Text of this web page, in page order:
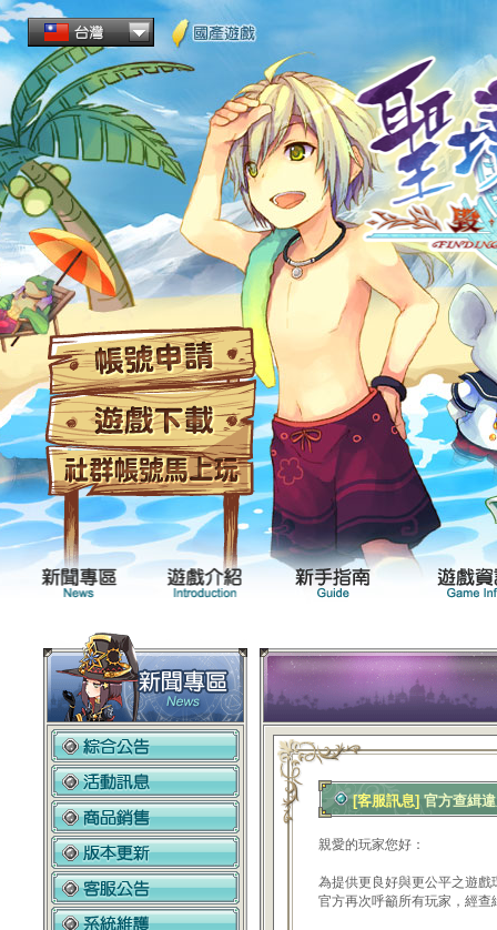
新聞專區 遊戲介紹
帳
遊
社
[客服訊息] 官方查緝
親愛的玩家您好：
為提供更良好與更公平之遊
官方再次呼籲所有玩家，經